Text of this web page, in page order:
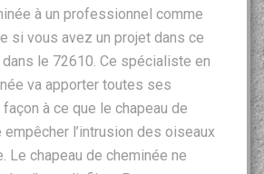
à un professionnel comme
si vous avez un projet dans ce
dans le 72610. Ce spécialiste en
va apporter toutes ses
à ce que le chapeau de
l’intrusion des oiseaux
Le chapeau de cheminée ne